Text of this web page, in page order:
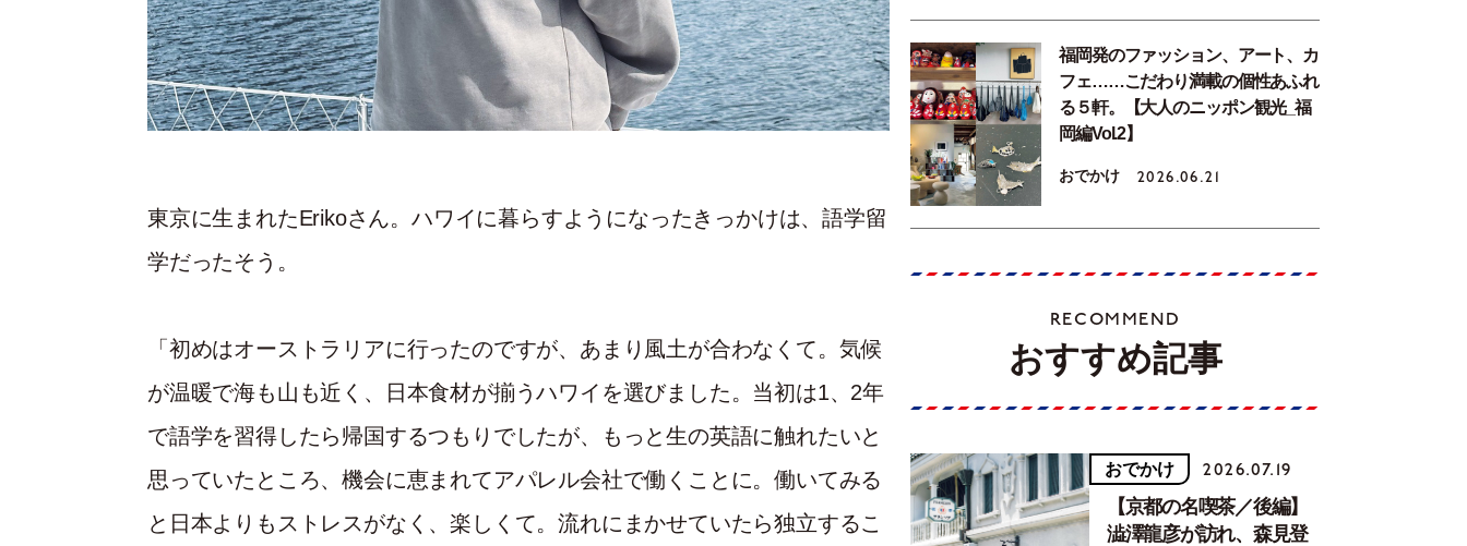
東京に生まれたErikoさん。ハワイに暮らすようになったきっかけは、語学留
学だったそう。
「初めはオーストラリアに行ったのですが、あまり風土が合わなくて。気候
が温暖で海も山も近く、日本食材が揃うハワイを選びました。当初は1、2年
で語学を習得したら帰国するつもりでしたが、もっと生の英語に触れたいと
思っていたところ、機会に恵まれてアパレル会社で働くことに。働いてみる
と日本よりもストレスがなく、楽しくて。流れにまかせていたら独立するこ
福岡発のファッション、アート、カ
フェ……こだわり満載の個性あふれ
る５軒。【大人のニッポン観光_福
岡編Vol.2】
おでかけ 2026.06.21
RECOMMEND
おすすめ記事
おでかけ 2026.07.19
【京都の名喫茶／後編】
澁澤龍彦が訪れ、森見登